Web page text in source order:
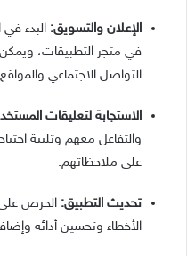
الإعلان والتسويق: البدء
في متجر التطبيقات،
التواصل الاجتماعي
الاستجابة لتعليقات
والتفاعل معهم وتلبية
على ملاحظاتهم.
تحديث التطبيق: الحرص
الأخطاء وتحسين أدائه